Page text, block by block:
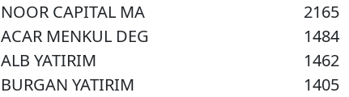
NOOR CAPITAL MA
2165
ACAR MENKUL DEG
1484
ALB YATIRIM
1462
BURGAN YATIRIM
1405